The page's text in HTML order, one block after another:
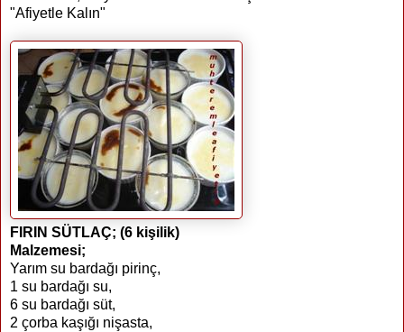
"Afiyetle Kalın"
FIRIN SÜTLAÇ; (6 kişilik)
Malzemesi;
Yarım su bardağı pirinç,
1 su bardağı su,
6 su bardağı süt,
2 çorba kaşığı nişasta,